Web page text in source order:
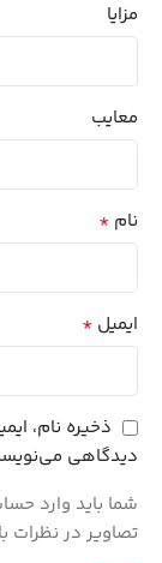
مزایا
معایب
نام *
ایمیل *
ذخیره نام،
دیدگاهی
شما باید وارد
تصاویر در نظرات